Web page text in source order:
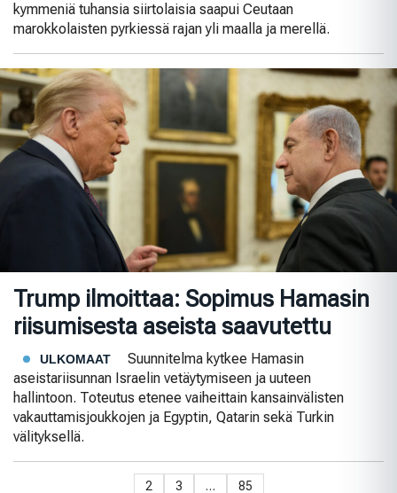
kymmeniä tuhansia siirtolaisia saapui Ceutaan
marokkolaisten pyrkiessä rajan yli maalla ja merellä.
Trump ilmoittaa: Sopimus Hamasin
riisumisesta aseista saavutettu
ULKOMAAT
Suunnitelma kytkee Hamasin
aseistariisunnan Israelin vetäytymiseen ja uuteen
hallintoon. Toteutus etenee vaiheittain kansainvälisten
vakauttamisjoukkojen ja Egyptin, Qatarin sekä Turkin
välityksellä.
2 3 … 85